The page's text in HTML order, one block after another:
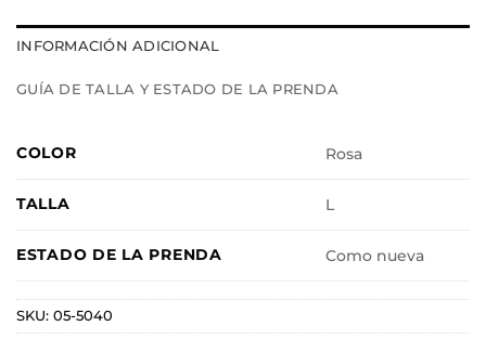
INFORMACIÓN ADICIONAL
GUÍA DE TALLA Y ESTADO DE LA PRENDA
COLOR Rosa
TALLA L
ESTADO DE LA PRENDA Como nueva
SKU: 05-5040